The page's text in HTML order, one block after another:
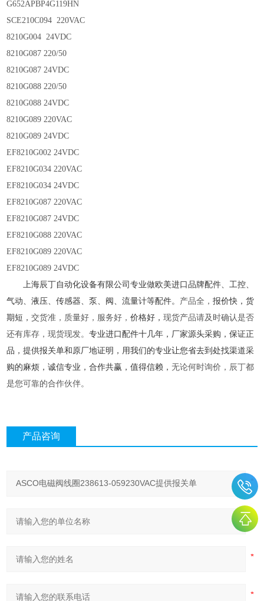
G652APBP4G119HN
SCE210C094 220VAC
8210G004 24VDC
8210G087 220/50
8210G087 24VDC
8210G088 220/50
8210G088 24VDC
8210G089 220VAC
8210G089 24VDC
EF8210G002 24VDC
EF8210G034 220VAC
EF8210G034 24VDC
EF8210G087 220VAC
EF8210G087 24VDC
EF8210G088 220VAC
EF8210G089 220VAC
EF8210G089 24VDC
上海辰丁自动化设备有限公司专业做欧美进口品牌配件、工控、
气动、液压、传感器、泵、阀、流量计等配件。 产品全，报价快，货
期短，交货准，质量好，服务好，价格好，现货产品请及时确认是否
还有库存，现货现发。专业进口配件十几年，厂家源头采购，保证正
品，提供报关单和原厂地证明，用我们的专业让您省去到处找渠道采
购的麻烦，诚信专业，合作共赢，值得信赖，无论何时询价，辰丁都
是您可靠的合作伙伴。
产品咨询